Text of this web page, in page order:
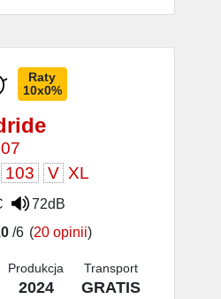
Raty
10x0%
103 V XL
72dB
/6 (20 opinii)
Produkcja
2024
Transport
GRATIS